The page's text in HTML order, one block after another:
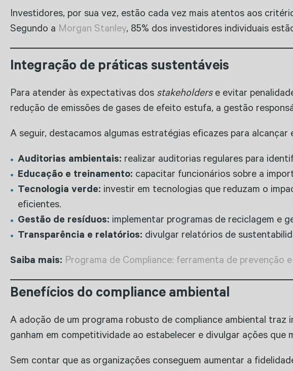
Investidores, por sua vez, estão cada vez mais atentos aos
Segundo a Morgan Stanley, 85% dos investidores individuais
Integração de práticas sustentáveis
Para atender às expectativas dos stakeholderse evitar
redução de emissões de gases de efeito estufa, a gestão
A seguir, destacamos algumas estratégias eficazes para alcançar
Auditorias ambientais: realizar auditorias regulares para
Educação e treinamento: capacitar funcionários sobre a
Tecnologia verde: investir em tecnologias que reduzam o
eficientes.
Gestão de resíduos: implementar programas de reciclagem e
Transparência e relatórios: divulgar relatórios de
Saiba mais: Programa de Compliance: ferramenta de
Benefícios do compliance ambiental
A adoção de um programa robusto de compliance ambiental traz
ganham em competitividade ao estabelecer e divulgar ações que
Sem contar que as organizações conseguem aumentar a